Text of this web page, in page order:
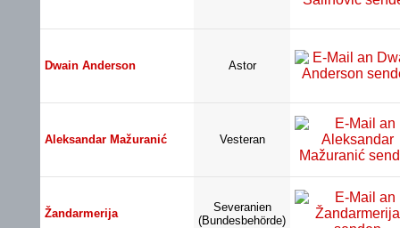
Dwain Anderson Astor
Aleksandar Mažuranić Vesteran
Žandarmerija
Severanien
(Bundesbehörde)